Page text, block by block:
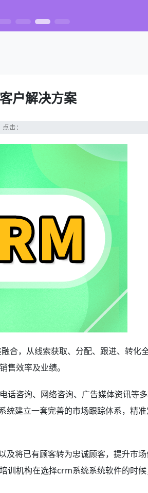
户解决方案
点击：
合，从线索获取、分配、跟进、转化
售效率及业绩。
话咨询、网络咨询、广告媒体资讯等
统建立一套完善的市场跟踪体系，精
将已有顾客转为忠诚顾客，提升市
训机构在选择crm系统系统软件的时